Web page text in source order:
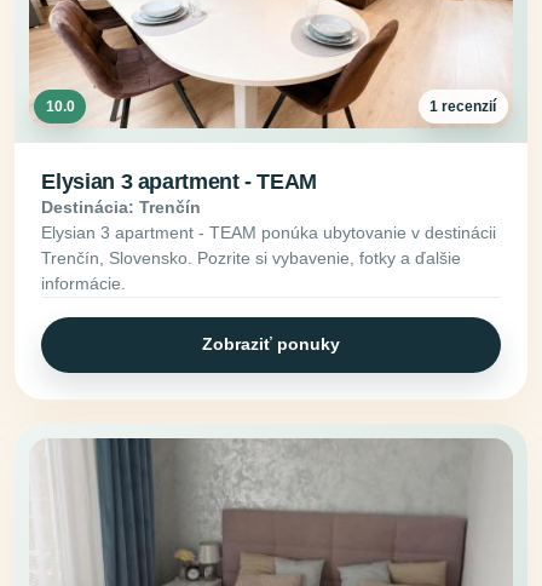
10.0 1 recenzií
Elysian 3 apartment - TEAM
Destinácia: Trenčín
Elysian 3 apartment - TEAM ponúka ubytovanie v destinácii
Trenčín, Slovensko. Pozrite si vybavenie, fotky a ďalšie
informácie.
Zobraziť ponuky